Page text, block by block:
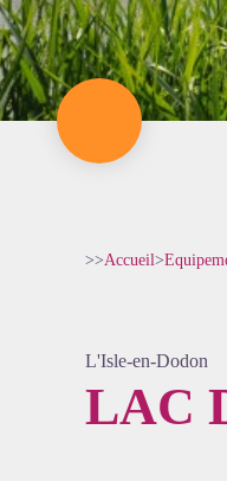
>>Accueil>
L'Isle-en-Dodon
LAC